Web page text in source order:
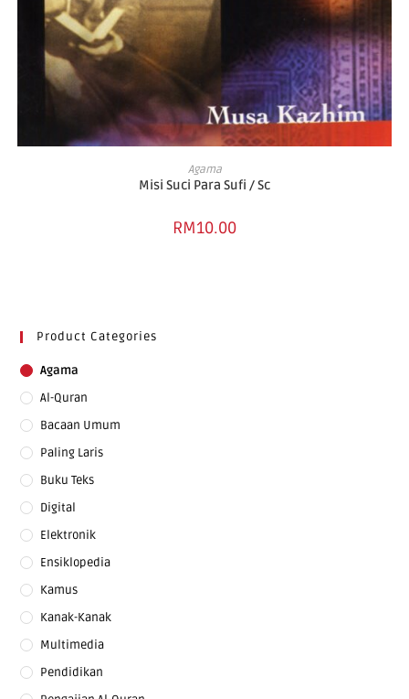
ADD TO CART
Agama
Misi Suci Para Sufi / Sc
RM10.00
Product Categories
Agama
Al-Quran
Bacaan Umum
Paling Laris
Buku Teks
Digital
Elektronik
Ensiklopedia
Kamus
Kanak-Kanak
Multimedia
Pendidikan